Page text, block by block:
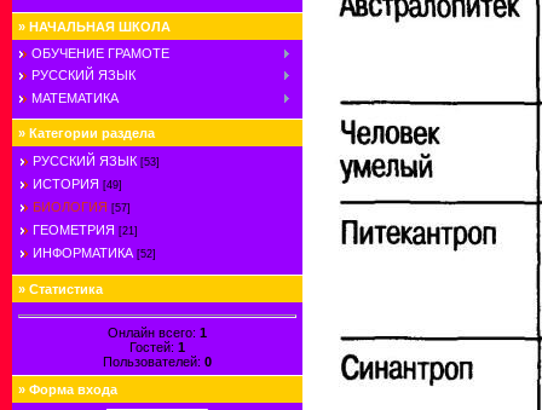
» НАЧАЛЬНАЯ ШКОЛА
ОБУЧЕНИЕ ГРАМОТЕ
РУССКИЙ ЯЗЫК
МАТЕМАТИКА
» Категории раздела
РУССКИЙ ЯЗЫК [53]
ИСТОРИЯ [49]
БИОЛОГИЯ [57]
ГЕОМЕТРИЯ [21]
ИНФОРМАТИКА [52]
» Статистика
Онлайн всего: 1
Гостей: 1
Пользователей: 0
» Форма входа